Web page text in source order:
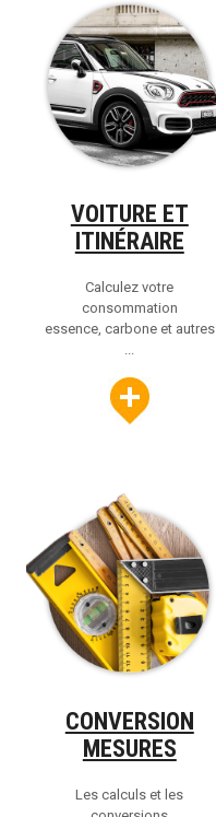
VOITURE ET
ITINÉRAIRE
Calculez votre
consommation
essence, carbone et autres
CONVERSION
MESURES
Les calculs et les